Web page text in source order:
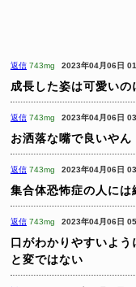
返信 743mg 2023年04月06日
成長した姿は可愛いの
返信 743mg 2023年04月06日
お洒落な嘴で良いやん
返信 743mg 2023年04月06日
集合体恐怖症の人には
返信 743mg 2023年04月06日
口がわかりやすいよ
と変ではない